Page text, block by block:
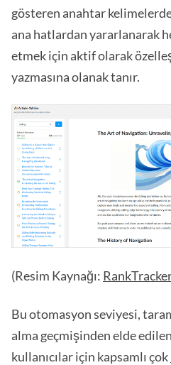
gösteren anahtar
ana hatlardan yararlanarak
etmek için aktif olarak
yazmasına olanak tanır.
(Resim Kaynağı:
Bu otomasyon seviyesi,
alma geçmişinden elde
kullanıcılar için kapsamlı çok